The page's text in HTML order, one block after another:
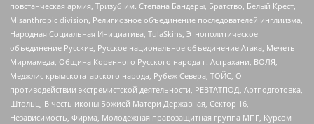
повстанческая армия, Тризуб им. Степана Бандеры, Братство, Белый Крест,
Misanthropic division, Религиозное объединение последователей инглиизма,
Народная Социальная Инициатива, TulaSkins, Этнополитическое
объединение Русские, Русское национальное объединение Атака, Мечеть
Мирмамеда, Община Коренного Русского народа г. Астрахани, ВОЛЯ,
Меджлис крымскотатарского народа, Рубеж Севера, ТОЙС, О
противодействии экстремистской деятельности, РЕВТАТПОД, Артподготовка,
Штольц, В честь иконы Божией Матери Державная, Сектор 16,
Независимость, Фирма, Молодежная правозащитная группа МПГ, Курсом